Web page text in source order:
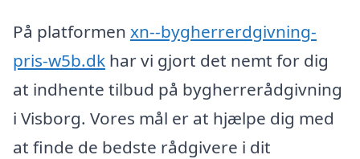
På platformen xn--bygherrerdgivning-
pris-w5b.dk har vi gjort det nemt for dig
at indhente tilbud på bygherrerådgivning
i Visborg. Vores mål er at hjælpe dig med
at finde de bedste rådgivere i dit